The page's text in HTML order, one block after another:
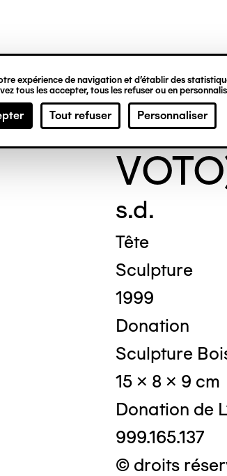
expérience de navigation et d’établir des
tous les accepter, tous les refuser ou en
Tout refuser Personnaliser
s.d.
Tête
Sculpture
1999
Donation
Sculpture
15 x 8 x 9 cm
Donation de
999.165.137
© droits